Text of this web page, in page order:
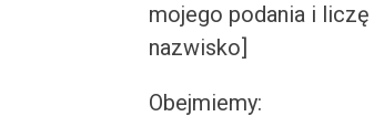
mojego podania i
nazwisko]
Obejmiemy: